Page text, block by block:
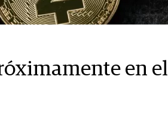
en el